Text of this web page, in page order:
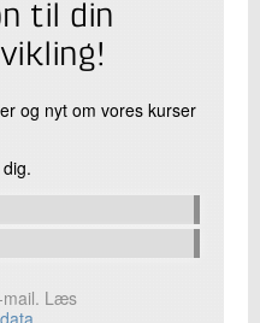
til din
og nyt om vores kurser
mail. Læs